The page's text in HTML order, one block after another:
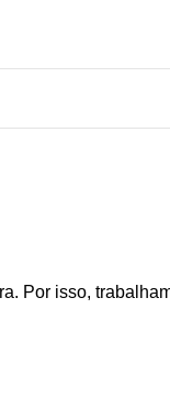
Por isso,